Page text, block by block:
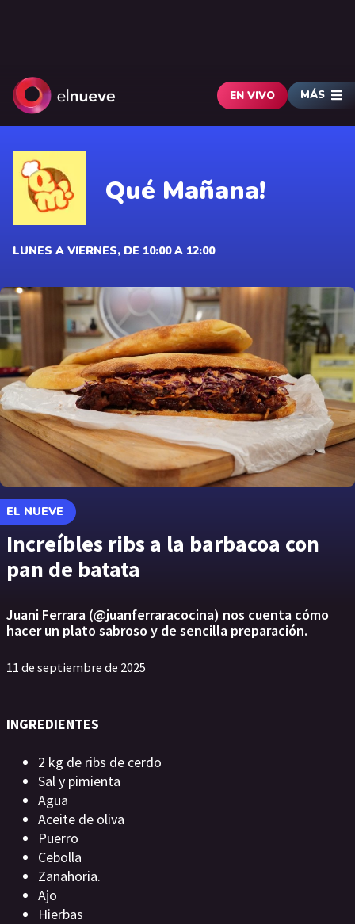
EN VIVO MÁS
Qué Mañana!
LUNES A VIERNES, DE 10:00 A 12:00
EL NUEVE
Increíbles ribs a la barbacoa con
pan de batata
Juani Ferrara (@juanferraracocina) nos cuenta cómo
hacer un plato sabroso y de sencilla preparación.
11 de septiembre de 2025
INGREDIENTES
2 kg de ribs de cerdo
Sal y pimienta
Agua
Aceite de oliva
Puerro
Cebolla
Zanahoria.
Ajo
Hierbas